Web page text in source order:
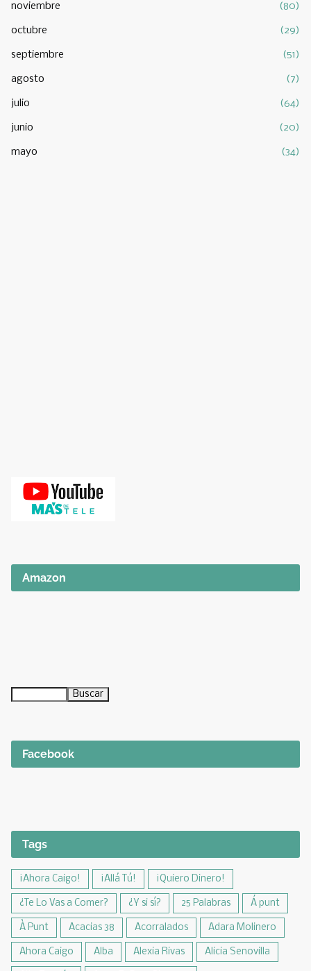
noviembre (80)
octubre (29)
septiembre (51)
agosto (7)
julio (64)
junio (20)
mayo (34)
Amazon
Facebook
Tags
¡Ahora Caigo! ¡Allá Tú! ¡Quiero Dinero!
¿Te Lo Vas a Comer? ¿Y si sí? 25 Palabras Á punt
À Punt Acacias 38 Acorralados Adara Molinero
Ahora Caigo Alba Alexia Rivas Alicia Senovilla